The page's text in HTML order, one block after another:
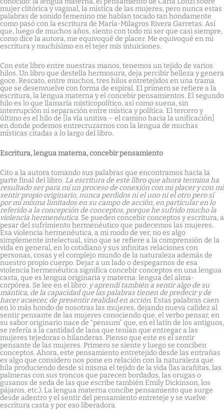
mujer clitórica y vaginal, la mística de las mujeres, pero nunca estas
palabras de sonido femenino me habían tocado tan hondamente
como pasó con la escritura de María-Milagros Rivera Garretas. Así
que, luego de muchos años, siento con todo mi ser que casi siempre,
como dice la autora, me equivoqué de placer. Me equivoqué en mi
escritura y muchísimo en el tejer mis intuiciones.
Con este libro entre nuestras manos, tenemos un tejido de varios
hilos. Un libro que destella hermosura, deja percibir belleza y genera
goce. Rescato, entre muchos, tres hilos entretejidos en una trama
que se desenvuelve con forma de espiral. El primero se refiere a la
escritura, la lengua materna y el concebir pensamientos. El segundo
hilo es lo que llamaría misticopolítico, así como suena, sin
interrupción ni separación entre mística y política. El tercero y
último es el hilo de [la vía unitiva – el camino hacia la unificación]
en donde podemos entrecruzarnos con la lengua de muchas
místicas citadas a lo largo del libro.
Escritura, lengua materna, concebir pensamiento
Cito a la autora tomando sus palabras que encontramos hacia la
parte final del libro. La escritura de este libro que ahora termina ha
resultado ser para mí un proceso de conexión con mi placer y con mi
sentir propio originario, nunca perdidos ni el uno ni el otro pero sí
por mí misma limitados en su campo de acción, en particular en lo
referido a la concepción de conceptos, porque he sufrido mucho la
violencia hermenéutica. Se pueden concebir conceptos y escritura, a
pesar del sufrimiento hermenéutico que padecemos las mujeres.
Esa violencia hermenéutica, a mi modo de ver, no es algo
simplemente intelectual, sino que se refiere a la comprensión de la
vida en general, en lo cotidiano y sus infinitas relaciones con
personas, cosas y el complejo mundo de la naturaleza además de
nuestro propio cuerpo. Dejar a un lado o despegarnos de esa
violencia hermenéutica significa concebir conceptos en una lengua
casta, que es lengua originaria y materna: lengua del alma-
corpórea. Se lee en el libro: y aprendí también a sentir algo de su
mántica, de la capacidad que las palabras tienen de predecir y de
hacer acaecer, de presentir realidad en acción. Estas palabras caen
en lo más hondo de nosotras las mujeres, dejando nueva calidez al
sentir pensante de las mujeres conociendo que, el verbo pensar, en
su sabor originario nace de “pensum” que, en el latín de los antiguos,
se refería a la cantidad de lana que tenían que entregar a las
mujeres tejedoras o hilanderas. Pienso que este es el sentir
pensante de las mujeres. Primero se siente y luego se conciben
conceptos. Ahora, este pensamiento entretejido desde las entrañas
es algo que considero nos pone en relación con la naturaleza que
hila produciendo desde sí misma el tejido de la vida (las arañitas, las
palmeras con sus troncos que parecen bordados, las orugas o
gusanos de seda de las que escribe también Emily Dickinson, los
pájaros, etc.). La lengua materna concibe pensamiento que surge
desde adentro y el sentir del pensamiento entreteje y se vuelve
escritura casta y por eso liberadora.